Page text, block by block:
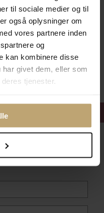
til sociale medier og til
også oplysninger om
vores partnere inden
og
kan kombinere disse
givet dem, eller som
tjenester.